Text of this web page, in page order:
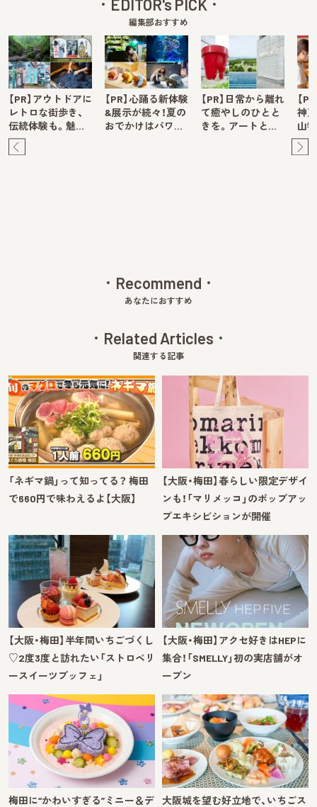
EDITOR's PICK
編集部おすすめ
【PR】アウトドアに
レトロな街歩き、
伝統体験も。魅…
【PR】心踊る新体験
&展示が続々！夏の
おでかけはパワ…
【PR】日常から離れ
て癒やしのひとと
きを。アートと…
【
神
山
Recommend
あなたにおすすめ
Related Articles
関連する記事
「ネギマ鍋」って知ってる？ 梅田
で660円で味わえるよ【大阪】
【大阪・梅田】春らしい限定デザイ
ンも！「マリメッコ」のポップアッ
プエキシビションが開催
【大阪・梅田】半年間いちごづくし
♡2度3度と訪れたい「ストロベリ
ースイーツブッフェ」
【大阪・梅田】アクセ好きはHEPに
集合！「SMELLY」初の実店舗がオ
ープン
梅田に“かわいすぎる”ミニー＆デ
大阪城を望む好立地で、いちごス